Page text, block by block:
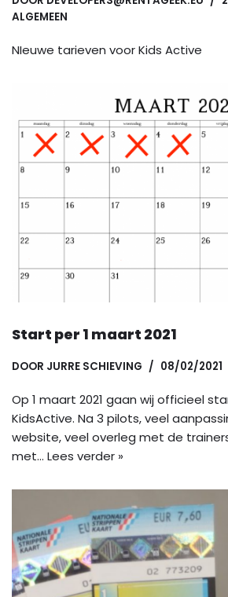
ALGEMEEN
NIeuwe tarieven voor Kids Active
Start per 1 maart 2021
DOOR JURRE SCHIEVING 08/02/2021
Op 1 maart 2021 gaan wij officieel
KidsActive. Na 3 pilots, veel
website, veel overleg met de
met… Lees verder »